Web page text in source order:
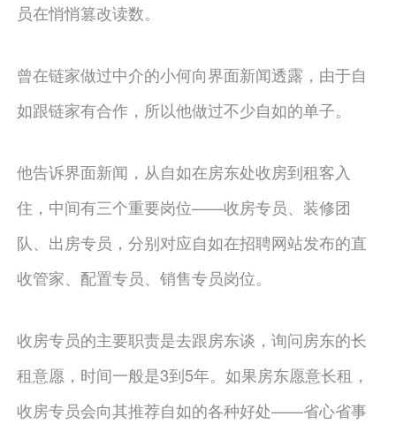
员在悄悄篡改读数。
曾在链家做过中介的小何向界面新闻透露，由于自
如跟链家有合作，所以他做过不少自如的单子。
他告诉界面新闻，从自如在房东处收房到租客入
住，中间有三个重要岗位——收房专员、装修团
队、出房专员，分别对应自如在招聘网站发布的直
收管家、配置专员、销售专员岗位。
收房专员的主要职责是去跟房东谈，询问房东的长
租意愿，时间一般是3到5年。如果房东愿意长租，
收房专员会向其推荐自如的各种好处——省心省事